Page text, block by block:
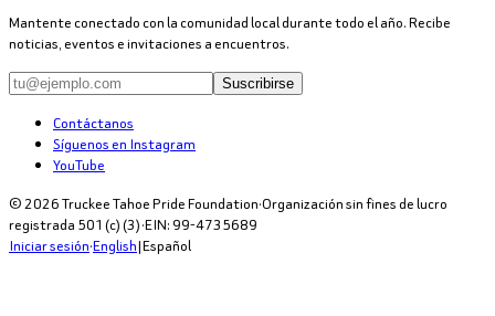
Mantente conectado con la comunidad local durante todo el año. Recibe
noticias, eventos e invitaciones a encuentros.
Suscribirse
Contáctanos
Síguenos en Instagram
YouTube
©2026Truckee Tahoe Pride Foundation·Organización sin fines de lucro
registrada 501(c)(3)·EIN: 99-4735689
Iniciar sesión·English|Español